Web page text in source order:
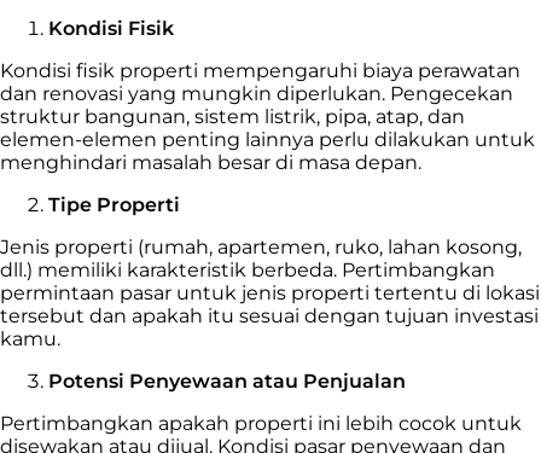
Kondisi Fisik
Kondisi fisik properti mempengaruhi biaya perawatan
dan renovasi yang mungkin diperlukan. Pengecekan
struktur bangunan, sistem listrik, pipa, atap, dan
elemen-elemen penting lainnya perlu dilakukan untuk
menghindari masalah besar di masa depan.
Tipe Properti
Jenis properti (rumah, apartemen, ruko, lahan kosong,
dll.) memiliki karakteristik berbeda. Pertimbangkan
permintaan pasar untuk jenis properti tertentu di lokasi
tersebut dan apakah itu sesuai dengan tujuan investasi
kamu.
Potensi Penyewaan atau Penjualan
Pertimbangkan apakah properti ini lebih cocok untuk
disewakan atau dijual. Kondisi pasar penyewaan dan